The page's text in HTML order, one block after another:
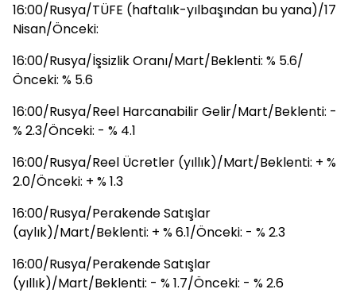
16:00/Rusya/TÜFE (haftalık-yılbaşından bu yana)/17
Nisan/Önceki:
16:00/Rusya/İşsizlik Oranı/Mart/Beklenti: % 5.6/
Önceki: % 5.6
16:00/Rusya/Reel Harcanabilir Gelir/Mart/Beklenti: -
% 2.3/Önceki: - % 4.1
16:00/Rusya/Reel Ücretler (yıllık)/Mart/Beklenti: + %
2.0/Önceki: + % 1.3
16:00/Rusya/Perakende Satışlar
(aylık)/Mart/Beklenti: + % 6.1/Önceki: - % 2.3
16:00/Rusya/Perakende Satışlar
(yıllık)/Mart/Beklenti: - % 1.7/Önceki: - % 2.6